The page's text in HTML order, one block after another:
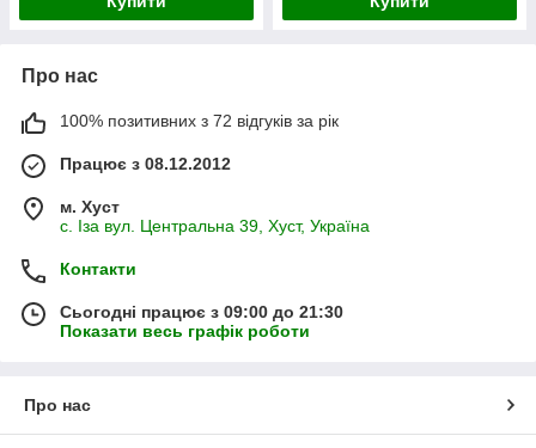
Про нас
100% позитивних з 72 відгуків за рік
Працює з 08.12.2012
м. Хуст
с. Іза вул. Центральна 39, Хуст, Україна
Контакти
Сьогодні працює з 09:00 до 21:30
Показати весь графік роботи
Про нас